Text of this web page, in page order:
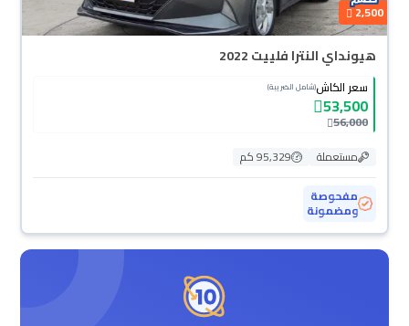
2,500
هيونداي النترا فلييت 2022
سعر الكاش(شامل الضريبة)
53,500
56,000
مستعملة
95,329 كم
مفحوصة
ومضمونة